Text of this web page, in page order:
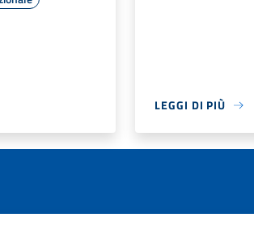
LEGGI DI PIÙ